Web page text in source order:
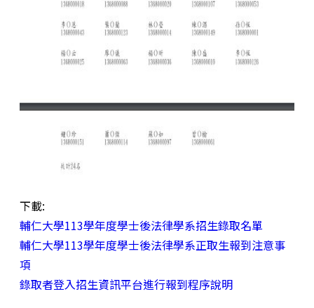
下載:
輔仁大學113學年度學士後法律學系招生錄取名單
輔仁大學113學年度學士後法律學系正取生報到注意事
項
錄取者登入招生資訊平台進行報到程序說明